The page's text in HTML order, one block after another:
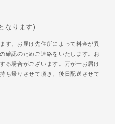
なります)
す。お届け先住所によって料金が異
確認のためご連絡をいたします。お
る場合がございます。万が一お届け
ち帰りさせて頂き、後日配送させて